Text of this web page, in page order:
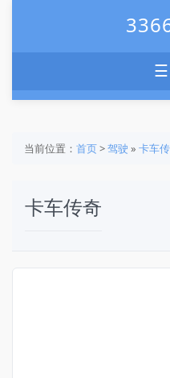
☰
当前位置： 首页>驾驶 » 卡车
卡车传奇